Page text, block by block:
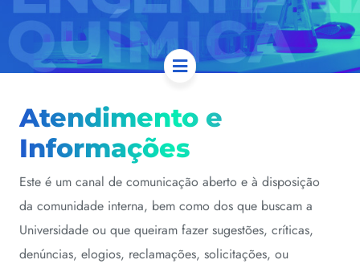
Atendimento e
Informações
Este é um canal de comunicação aberto e à disposição
da comunidade interna, bem como dos que buscam a
Universidade ou que queiram fazer sugestões, críticas,
denúncias, elogios, reclamações, solicitações, ou